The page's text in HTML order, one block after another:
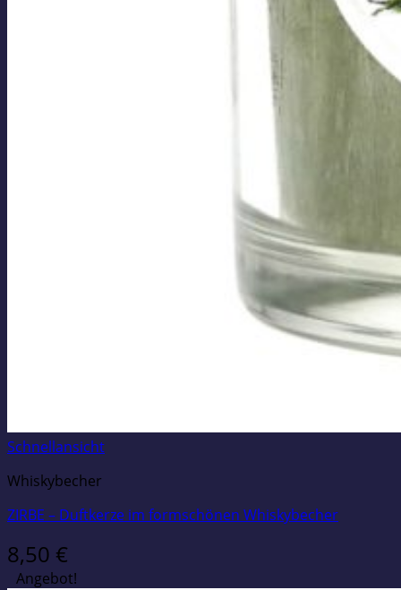
Schnellansicht
Whiskybecher
ZIRBE – Duftkerze im formschönen Whiskybecher
8,50 €
Angebot!